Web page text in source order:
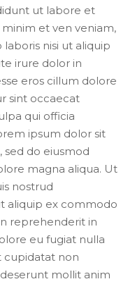
ut labore et
et ven veniam,
nisi ut aliquip
irure dolor in
eros cillum dolore
sint occaecat
qui officia
ipsum dolor sit
sed do eiusmod
magna aliqua. Ut
nostrud
aliquip ex commodo
reprehenderit in
eu fugiat nulla
cupidatat non
mollit anim